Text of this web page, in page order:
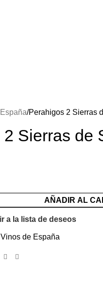
Perahigos 2 Sierras
Sierras de
AÑADIR AL
a la lista de deseos
Vinos de España